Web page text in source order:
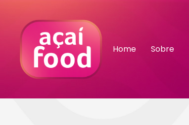
Home Sobre